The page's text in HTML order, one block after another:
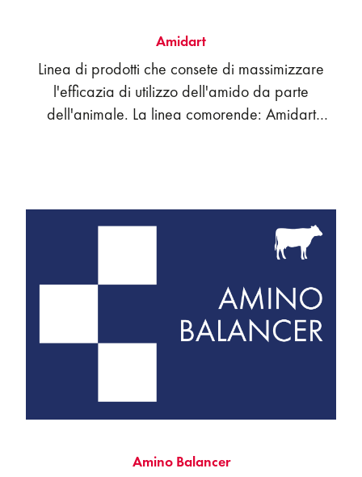
Amidart
Linea di prodotti che consete di massimizzare
l'efficazia di utilizzo dell'amido da parte
dell'animale. La linea comorende: Amidart
studiato per modulare le fermentazioni,
inparticolare quelle degli amidi veloci,
aumentando sicurezza ed efficienza.
Amino Balancer